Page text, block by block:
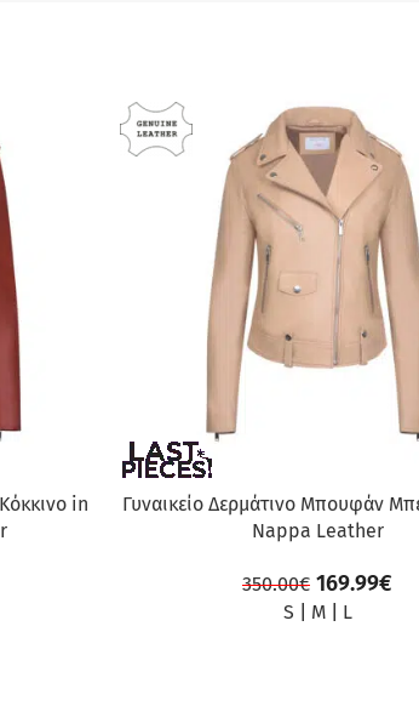
in
ΠΡΟΣΦΟΡΆ
Γυναικείο Δερμάτινο Μπουφάν
Nappa Leather
350.00€ 169.99€
S M| L